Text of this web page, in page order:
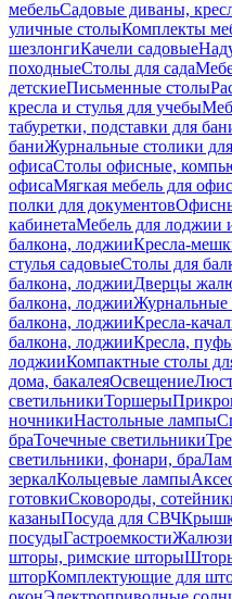
мебельСадовые диваны,
уличные столыКомплекты
шезлонгиКачели садовые
походныеСтолы для сада
детскиеПисьменные столы
кресла и стулья для учебы
табуретки, подставки для
баниЖурнальные столики
офисаСтолы офисные,
офисаМягкая мебель для
полки для документов
кабинетаМебель для лоджии
балкона, лоджииКресла-
стулья садовыеСтолы для
балкона, лоджииДверцы
балкона, лоджииЖурнальные
балкона, лоджииКресла-
балкона, лоджииКресла,
лоджииКомпактные столы
дома, бакалеяОсвещение
светильникиТоршеры
ночникиНастольные лампы
браТочечные светильники
светильники, фонари, бра
зеркалКольцевые лампы
готовкиСковороды,
казаныПосуда для СВЧ
посудыГастроемкости
шторы, римские шторы
шторКомплектующие для